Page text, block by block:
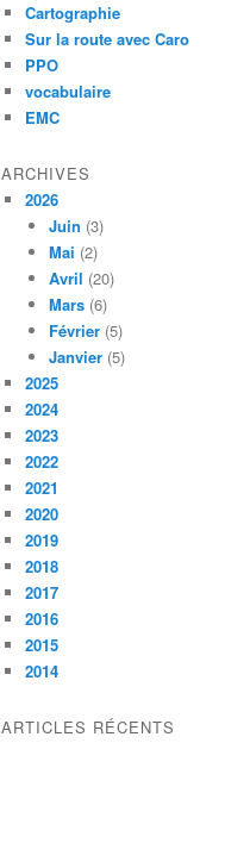
Cartographie
Sur la route avec Caro
PPO
vocabulaire
EMC
ARCHIVES
2026
Juin (3)
Mai (2)
Avril (20)
Mars (6)
Février (5)
Janvier (5)
2025
2024
2023
2022
2021
2020
2019
2018
2017
2016
2015
2014
ARTICLES RÉCENTS